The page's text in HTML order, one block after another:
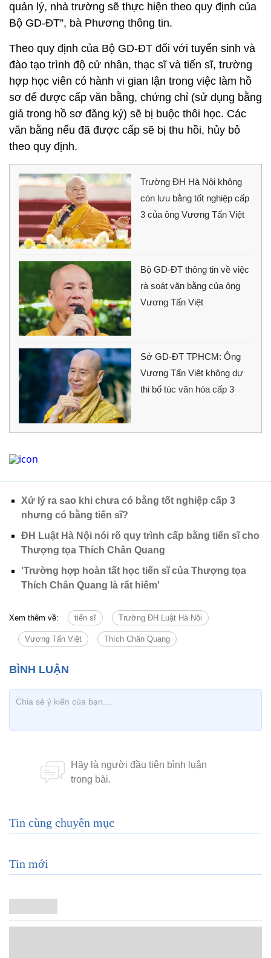
quản lý, nhà trường sẽ thực hiện theo quy định của
Bộ GD-ĐT”, bà Phương thông tin.
Theo quy định của Bộ GD-ĐT đối với tuyển sinh và
đào tạo trình độ cử nhân, thạc sĩ và tiến sĩ, trường
hợp học viên có hành vi gian lận trong việc làm hồ
sơ để được cấp văn bằng, chứng chỉ (sử dụng bằng
giả trong hồ sơ đăng ký) sẽ bị buộc thôi học. Các
văn bằng nếu đã được cấp sẽ bị thu hồi, hủy bỏ
theo quy định.
Trường ĐH Hà Nội không
còn lưu bằng tốt nghiệp cấp
3 của ông Vương Tấn Việt
Bộ GD-ĐT thông tin về việc
rà soát văn bằng của ông
Vương Tấn Việt
Sở GD-ĐT TPHCM: Ông
Vương Tấn Việt không dự
thi bổ túc văn hóa cấp 3
Xử lý ra sao khi chưa có bằng tốt nghiệp cấp 3
nhưng có bằng tiến sĩ?
ĐH Luật Hà Nội nói rõ quy trình cấp bằng tiến sĩ cho
Thượng tọa Thích Chân Quang
'Trường hợp hoàn tất học tiến sĩ của Thượng tọa
Thích Chân Quang là rất hiếm'
Xem thêm về: tiến sĩ Trường ĐH Luật Hà Nội
Vương Tấn Việt Thích Chân Quang
Tin cùng chuyên mục
Tin mới